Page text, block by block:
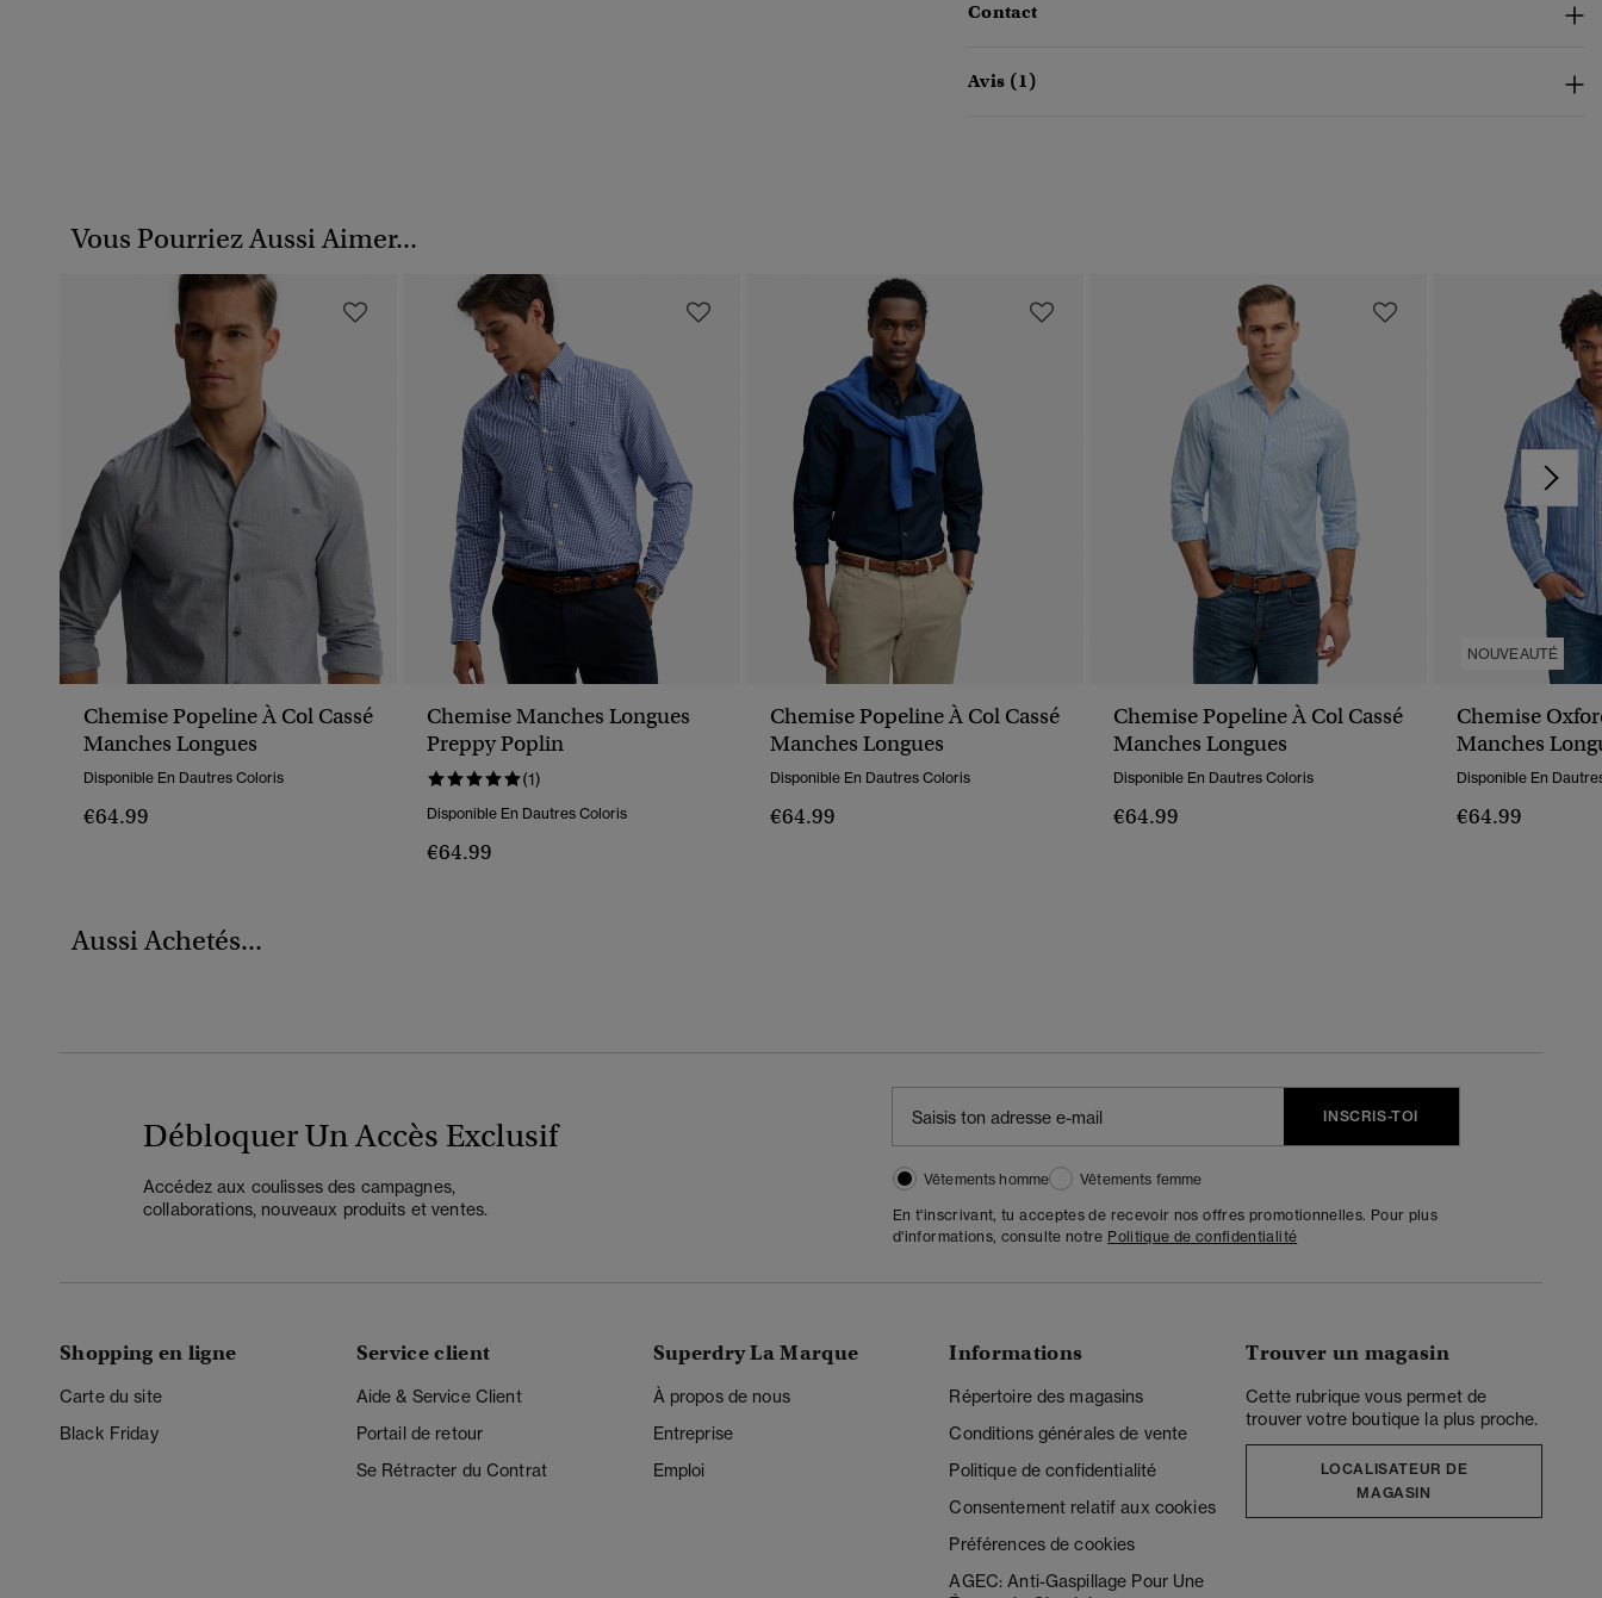
Contact
Avis (1)
Vous Pourriez Aussi Aimer...
Chemise Popeline À Col Cassé
Manches Longues
Disponible En Dautres Coloris
€64.99
Chemise Manches Longues
Preppy Poplin
(1)
Disponible En Dautres Coloris
€64.99
Chemise Popeline À Col Cassé
Manches Longues
Disponible En Dautres Coloris
€64.99
Chemise Popeline À Col Cassé
Manches Longues
Disponible En Dautres Coloris
€64.99
NOUVEAUTÉ
Chemise
Manches
Décontractée
Disponible En
€64.99
Aussi Achetés...
Débloquer Un Accès Exclusif
Accédez aux coulisses des campagnes,
collaborations, nouveaux produits et ventes.
INSCRIS-TOI
Vêtements homme
Vêtements femme
En t'inscrivant, tu acceptes de recevoir nos offres promotionnelles. Pour plus
d'informations, consulte notre Politique de confidentialité
Shopping en ligne
Carte du site
Black Friday
Service client
Aide & Service Client
Portail de retour
Se Rétracter du Contrat
Superdry La Marque
À propos de nous
Entreprise
Emploi
Informations
Répertoire des magasins
Conditions générales de vente
Politique de confidentialité
Consentement relatif aux cookies
Préférences de cookies
AGEC: Anti-Gaspillage Pour Une
Trouver un magasin
Cette rubrique vous permet de
trouver votre boutique la plus proche.
LOCALISATEUR DE
MAGASIN